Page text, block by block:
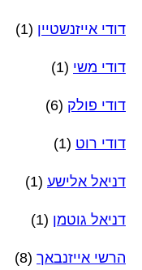
דודי אייזנשטיין (1)
דודי משי (1)
דודי פולק (6)
דודי רוט (1)
דניאל אלישע (1)
דניאל גוטמן (1)
הרשי אייזנבאך (8)